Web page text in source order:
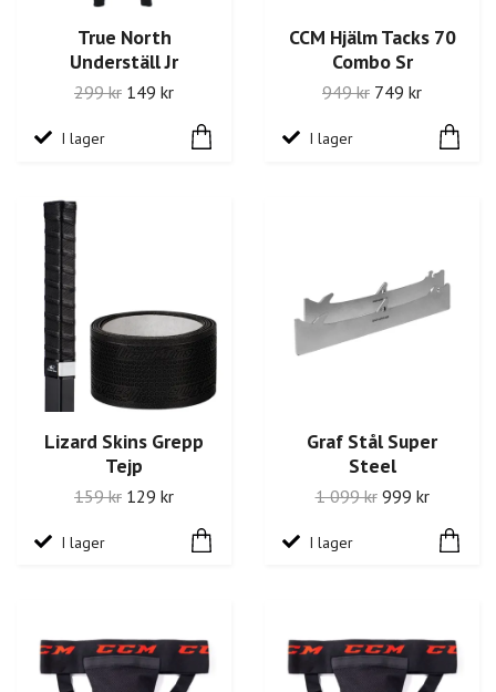
True North
Underställ Jr
299 kr 149 kr
I lager
CCM Hjälm Tacks 70
Combo Sr
949 kr 749 kr
I lager
Lizard Skins Grepp
Tejp
159 kr 129 kr
I lager
Graf Stål Super
Steel
1 099 kr 999 kr
I lager